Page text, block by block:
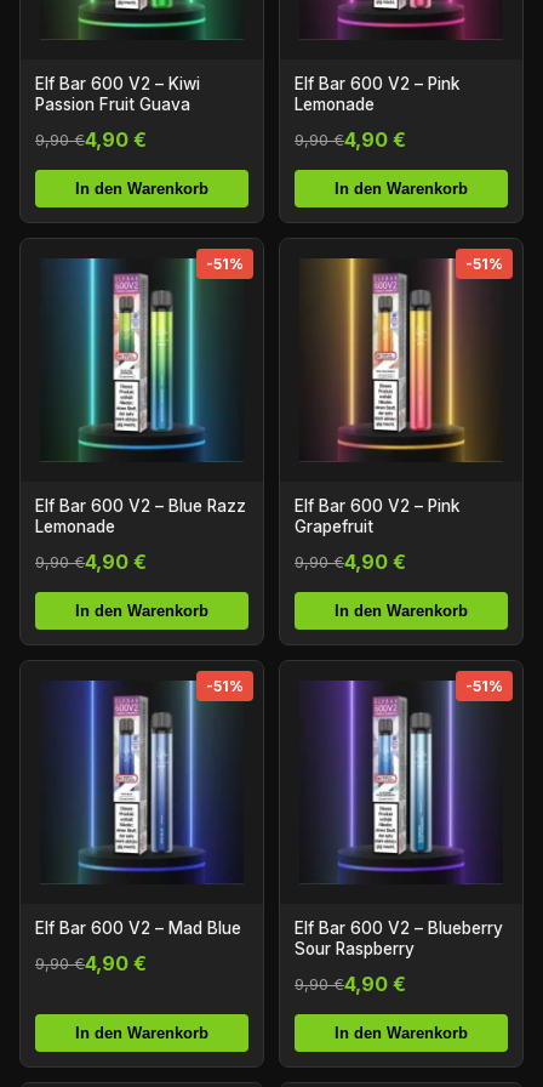
Elf Bar 600 V2 – Kiwi
Passion Fruit Guava
9,90 €4,90 €
In den Warenkorb
Elf Bar 600 V2 – Pink
Lemonade
9,90 €4,90 €
In den Warenkorb
-51%
Elf Bar 600 V2 – Blue Razz
Lemonade
9,90 €4,90 €
In den Warenkorb
-51%
Elf Bar 600 V2 – Pink
Grapefruit
9,90 €4,90 €
In den Warenkorb
-51%
Elf Bar 600 V2 – Mad Blue
9,90 €4,90 €
In den Warenkorb
-51%
Elf Bar 600 V2 – Blueberry
Sour Raspberry
9,90 €4,90 €
In den Warenkorb